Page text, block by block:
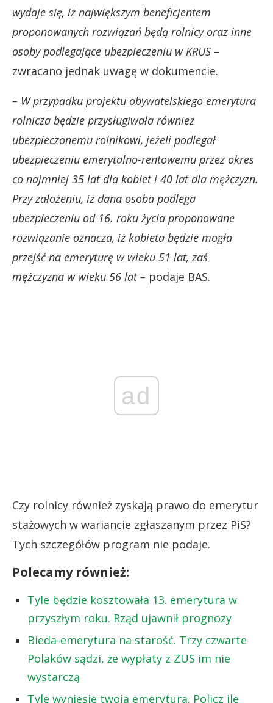
wydaje się, iż największym beneficjentem
proponowanych rozwiązań będą rolnicy oraz inne
osoby podlegające ubezpieczeniu w KRUS –
zwracano jednak uwagę w dokumencie.
– W przypadku projektu obywatelskiego emerytura
rolnicza będzie przysługiwała również
ubezpieczonemu rolnikowi, jeżeli podlegał
ubezpieczeniu emerytalno-rentowemu przez okres
co najmniej 35 lat dla kobiet i 40 lat dla mężczyzn.
Przy założeniu, iż dana osoba podlega
ubezpieczeniu od 16. roku życia proponowane
rozwiązanie oznacza, iż kobieta będzie mogła
przejść na emeryturę w wieku 51 lat, zaś
mężczyzna w wieku 56 lat – podaje BAS.
ad
Czy rolnicy również zyskają prawo do emerytur
stażowych w wariancie zgłaszanym przez PiS?
Tych szczegółów program nie podaje.
Polecamy również:
Tyle będzie kosztowała 13. emerytura w
przyszłym roku. Rząd ujawnił prognozy
Bieda-emerytura na starość. Trzy czwarte
Polaków sądzi, że wypłaty z ZUS im nie
wystarczą
Tyle wyniesie twoja emerytura. Policz ile